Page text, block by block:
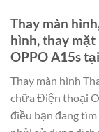
Thay màn
hình, thay
OPPO A15s
Thay màn hình
chữa Điện thoại
điều bạn đang tìm